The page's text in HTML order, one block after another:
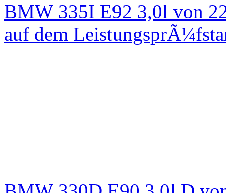
BMW 335I E92 3,0l von
auf dem